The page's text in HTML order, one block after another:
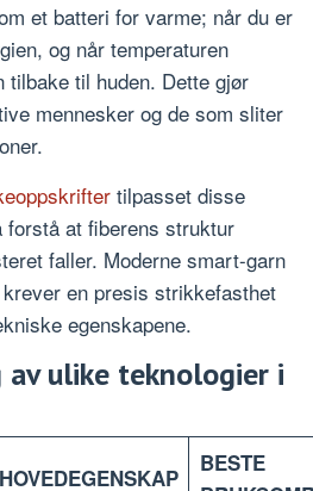
et batteri for varme; når du er
og når temperaturen
til huden. Dette gjør
mennesker og de som sliter
tilpasset disse
at fiberens struktur
faller. Moderne smart-garn
en presis strikkefasthet
egenskapene.
av ulike teknologier i
HOVEDEGENSKAP
BESTE